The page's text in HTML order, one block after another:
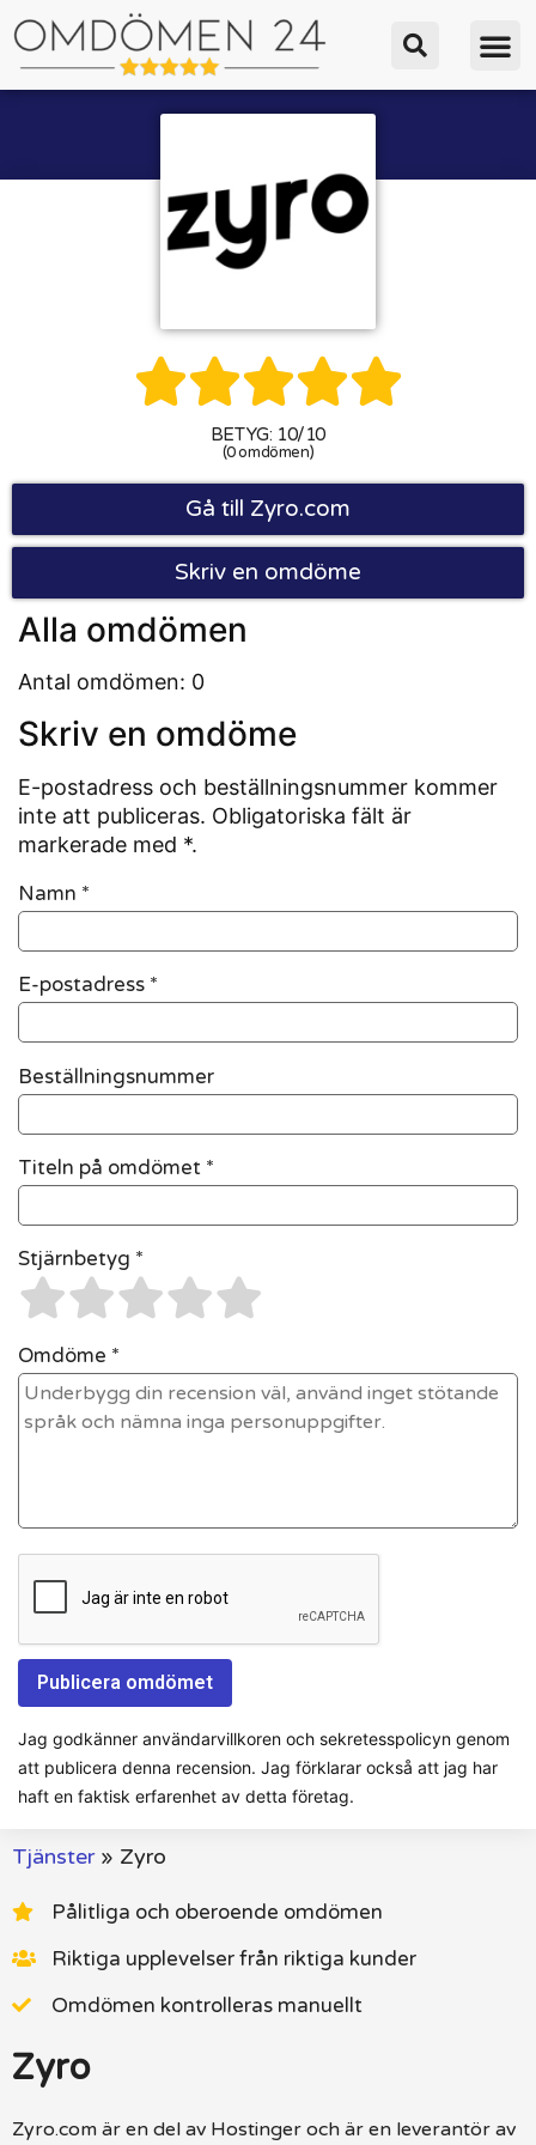

BETYG: 10/10
(0 omdömen)
Gå till Zyro.com
Skriv en omdöme
Alla omdömen
Antal omdömen: 0
Skriv en omdöme
E-postadress och beställningsnummer kommer
inte att publiceras. Obligatoriska fält är
markerade med *.
Namn *
E-postadress *
Beställningsnummer
Titeln på omdömet *
Stjärnbetyg *
Omdöme *
Jag godkänner användarvillkoren och sekretesspolicyn genom
att publicera denna recension. Jag förklarar också att jag har
haft en faktisk erfarenhet av detta företag.
Tjänster» Zyro
Pålitliga och oberoende omdömen
Riktiga upplevelser från riktiga kunder
Omdömen kontrolleras manuellt
Zyro
Zyro.com är en del av Hostinger och är en leverantör av